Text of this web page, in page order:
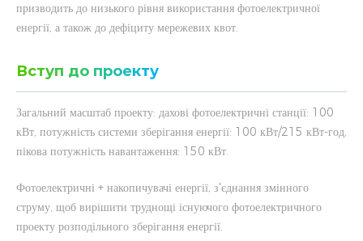
призводить до низького рівня використання фотоелектричної
енергії, а також до дефіциту мережевих квот.
Вступ до проекту
Загальний масштаб проекту: дахові фотоелектричні станції: 100
кВт, потужність системи зберігання енергії: 100 кВт/215 кВт-год,
пікова потужність навантаження: 150 кВт.
Фотоелектричні + накопичувачі енергії, з'єднання змінного
струму, щоб вирішити труднощі існуючого фотоелектричного
проекту розподільного зберігання енергії.